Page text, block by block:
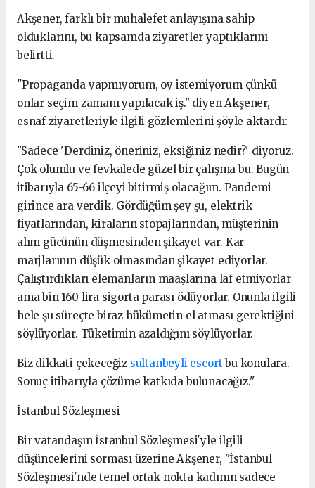
Akşener, farklı bir muhalefet anlayışına sahip
olduklarını, bu kapsamda ziyaretler yaptıklarını
belirtti.
"Propaganda yapmıyorum, oy istemiyorum çünkü
onlar seçim zamanı yapılacak iş." diyen Akşener,
esnaf ziyaretleriyle ilgili gözlemlerini şöyle aktardı:
"Sadece 'Derdiniz, öneriniz, eksiğiniz nedir?' diyoruz.
Çok olumlu ve fevkalede güzel bir çalışma bu. Bugün
itibarıyla 65-66 ilçeyi bitirmiş olacağım. Pandemi
girince ara verdik. Gördüğüm şey şu, elektrik
fiyatlarından, kiraların stopajlarından, müşterinin
alım gücünün düşmesinden şikayet var. Kar
marjlarının düşük olmasından şikayet ediyorlar.
Çalıştırdıkları elemanların maaşlarına laf etmiyorlar
ama bin 160 lira sigorta parası ödüyorlar. Onunla ilgili
hele şu süreçte biraz hükümetin el atması gerektiğini
söylüyorlar. Tüketimin azaldığını söylüyorlar.
Biz dikkati çekeceğiz sultanbeyli escort bu konulara.
Sonuç itibarıyla çözüme katkıda bulunacağız."
İstanbul Sözleşmesi
Bir vatandaşın İstanbul Sözleşmesi'yle ilgili
düşüncelerini sorması üzerine Akşener, "İstanbul
Sözleşmesi'nde temel ortak nokta kadının sadece